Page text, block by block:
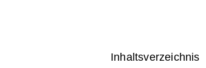
Inhaltsverzeichnis